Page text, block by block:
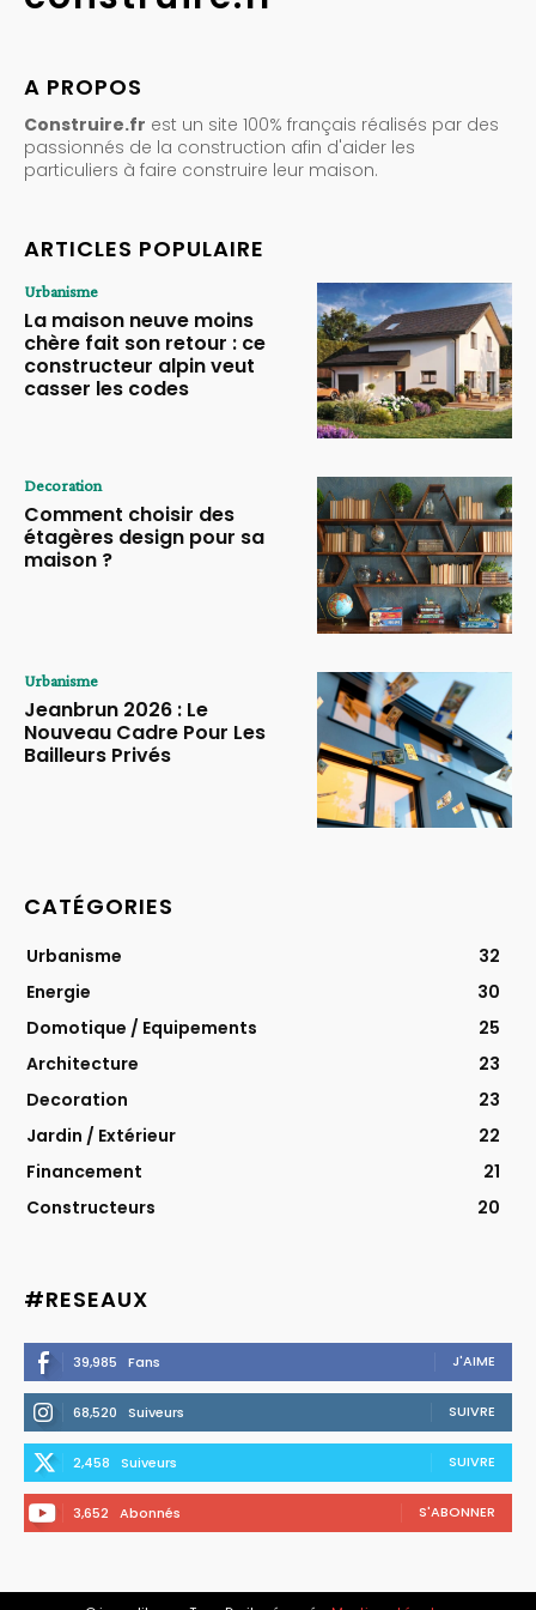
A PROPOS
Construire.fr est un site 100% français réalisés par des
passionnés de la construction afin d'aider les
particuliers à faire construire leur maison.
ARTICLES POPULAIRE
Urbanisme
La maison neuve moins
chère fait son retour : ce
constructeur alpin veut
casser les codes
Decoration
Comment choisir des
étagères design pour sa
maison ?
Urbanisme
Jeanbrun 2026 : Le
Nouveau Cadre Pour Les
Bailleurs Privés
CATÉGORIES
Urbanisme
32
Energie
30
Domotique / Equipements
25
Architecture
23
Decoration
23
Jardin / Extérieur
22
Financement
21
Constructeurs
20
#RESEAUX
39,985 Fans J'AIME
68,520 Suiveurs SUIVRE
2,458 Suiveurs SUIVRE
3,652 Abonnés S'ABONNER